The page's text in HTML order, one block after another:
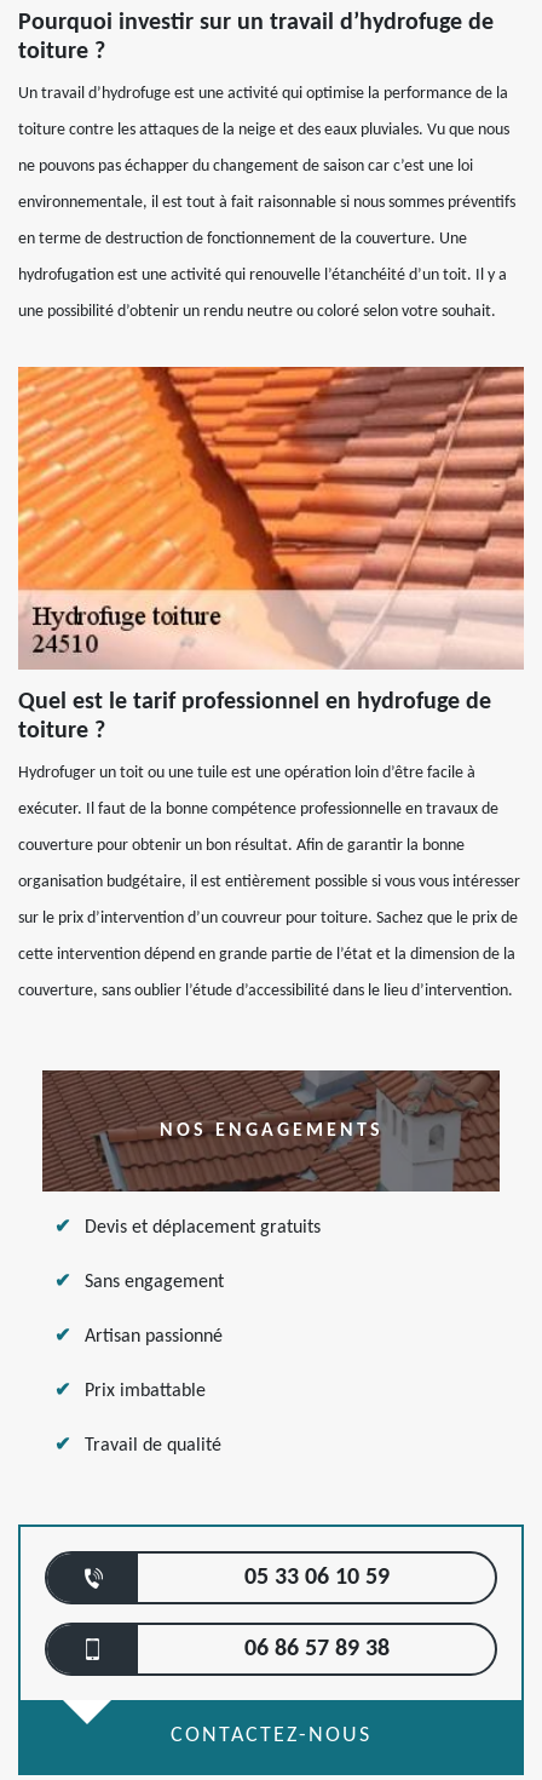
Pourquoi investir sur un travail d’hydrofuge de
toiture ?
Un travail d’hydrofuge est une activité qui optimise la performance de la
toiture contre les attaques de la neige et des eaux pluviales. Vu que nous
ne pouvons pas échapper du changement de saison car c’est une loi
environnementale, il est tout à fait raisonnable si nous sommes préventifs
en terme de destruction de fonctionnement de la couverture. Une
hydrofugation est une activité qui renouvelle l’étanchéité d’un toit. Il y a
une possibilité d’obtenir un rendu neutre ou coloré selon votre souhait.
Quel est le tarif professionnel en hydrofuge de
toiture ?
Hydrofuger un toit ou une tuile est une opération loin d’être facile à
exécuter. Il faut de la bonne compétence professionnelle en travaux de
couverture pour obtenir un bon résultat. Afin de garantir la bonne
organisation budgétaire, il est entièrement possible si vous vous intéresser
sur le prix d’intervention d’un couvreur pour toiture. Sachez que le prix de
cette intervention dépend en grande partie de l’état et la dimension de la
couverture, sans oublier l’étude d’accessibilité dans le lieu d’intervention.
NOS ENGAGEMENTS
Devis et déplacement gratuits
Sans engagement
Artisan passionné
Prix imbattable
Travail de qualité
05 33 06 10 59
06 86 57 89 38
CONTACTEZ-NOUS